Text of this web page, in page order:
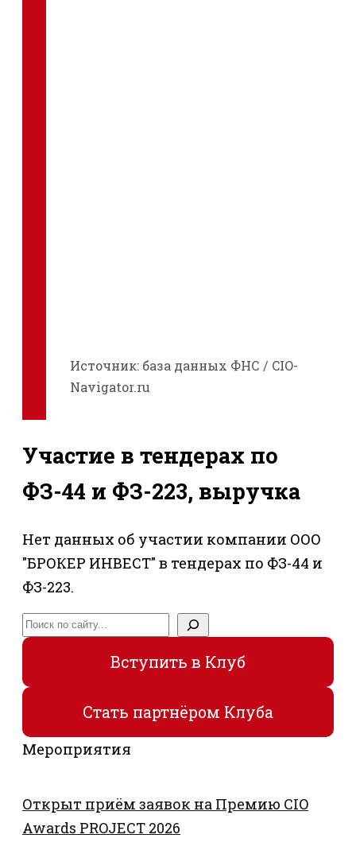
Источник: база данных ФНС / CIO-
Navigator.ru
Участие в тендерах по
ФЗ-44 и ФЗ-223, выручка
Нет данных об участии компании ООО
"БРОКЕР ИНВЕСТ" в тендерах по ФЗ-44 и
ФЗ-223.
Поиск
Вступить в Клуб
Стать партнёром Клуба
Мероприятия
Открыт приём заявок на Премию CIO
Awards PROJECT 2026